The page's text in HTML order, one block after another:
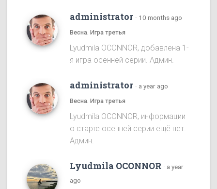
administrator · 10 months ago
Весна. Игра третья
Lyudmila OCONNOR, добавлена 1-
я игра осенней серии. Админ.
administrator · a year ago
Весна. Игра третья
Lyudmila OCONNOR, информации
о старте осенней серии ещё нет.
Админ.
Lyudmila OCONNOR · a year
ago